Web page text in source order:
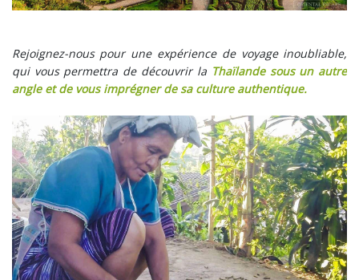
Rejoignez-nous pour une expérience de voyage inoubliable,
qui vous permettra de découvrir la Thaïlande sous un autre
angle et de vous imprégner de sa culture authentique.